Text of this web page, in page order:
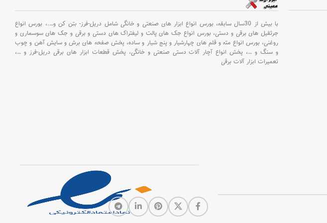
دسته جانبی
رونیکس، میله
سه
با بیش از 30سال سابقه، بورس انواع ابزار های صنعتی و خانگی شامل دریل-فرز- بتن کن و….، بورس انواع
جرثقیل های برقی و دستی، بورس انواع جک های پالت و لیفتراک های دستی و برقی و جک های سوسماری و
روغنی، بورس انواع مته و قلم های چهارشیار و پنج شیار و ساده، پخش صفحه های برش و سایش آهن و چوب
و سنگ و…، پخش انواع آچار آلات دستی صنعتی و خانگی، پخش قطعات ابزار های برقی دریل-فرز و …،
تعمیرات ابزار آلات برقی